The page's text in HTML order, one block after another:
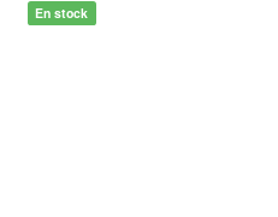
En stock